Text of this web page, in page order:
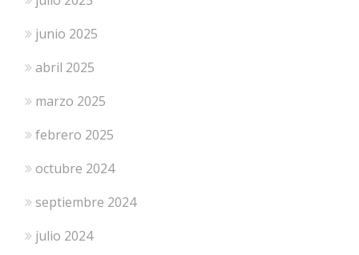
junio 2025
abril 2025
marzo 2025
febrero 2025
octubre 2024
septiembre 2024
julio 2024